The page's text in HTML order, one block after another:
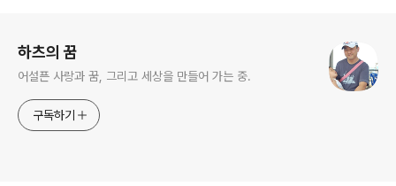
하츠의 꿈
어설픈 사랑과 꿈, 그리고 세상을 만들어 가는 중.
구독하기